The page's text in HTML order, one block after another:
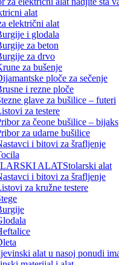
električni alat
i glodala
za beton
za drvo
za bušenje
ploče za sečenje
i rezne ploče
glave za bušilice – futeri
za testere
za čeone bušilice – bijaks
za udarne bušilice
i bitovi za šrafljenje
Stolarski alat
i bitovi za šrafljenje
za kružne testere